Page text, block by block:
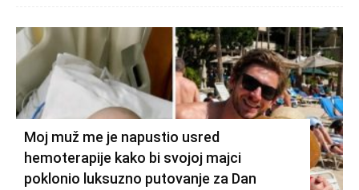
Moj muž me je napustio usred
hemoterapije kako bi svojoj majci
poklonio luksuzno putovanje za Dan